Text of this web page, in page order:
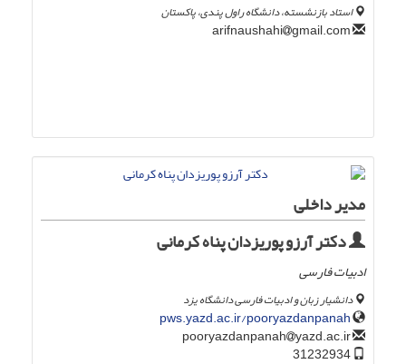
استاد بازنشسته، دانشگاه راول پندی، پاکستان
gmail.com
مدیر داخلی
دکتر آرزو پوریزدان پناه کرمانی
ادبیات فارسی
دانشیار زبان و ادبیات فارسی دانشگاه یزد
pws.yazd.ac.ir/pooryazdanpanah
yazd.ac.ir